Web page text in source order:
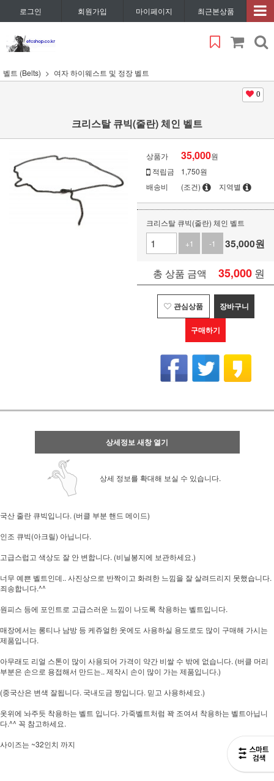
로그인 회원가입 마이페이지 최근본상품
벨트 (Belts) 여자 하이웨스트 및 정장 벨트
0
크리스탈 큐빅(줄란) 체인 벨트
상품가 35,000원
적립금
1,750원
배송비
(조건) 지역별
크리스탈 큐빅(줄란) 체인 벨트
+1
-1 35,000원
총 상품 금액 35,000 원
관심상품 장바구니
구매하기
상세정보 새창 열기
상세 정보를 확대해 보실 수 있습니다.
국산 줄란 큐빅입니다. (버클 부분 핸드 메이드)
인조 큐빅(아크릴) 아닙니다.
고급스럽고 색상도 잘 안 변합니다. (비닐봉지에 보관하세요.)
너무 예쁜 벨트인데.. 사진상으로 반짝이고 화려한 느낌을 잘 살려드리지 못했습니다.
죄송합니다.^^
원피스 등에 포인트로 고급스러운 느낌이 나도록 착용하는 벨트입니다.
매장에서는 롱티나 남방 등 케쥬얼한 옷에도 사용하실 용도로도 많이 구매해 가시는
제품입니다.
아무래도 리얼 스톤이 많이 사용되어 가격이 약간 비쌀 수 밖에 없습니다. (버클 머리
부분은 손으로 용접해서 만드는.. 제작시 손이 많이 가는 제품입니다.)
(중국산은 변색 잘됩니다. 국내도금 짱입니다. 믿고 사용하세요.)
옷위에 놔주듯 착용하는 벨트 입니다. 가죽벨트처럼 꽉 조여셔 착용하는 벨트아닙니
다.^^ 꼭 참고하세요.
사이즈는 ~32인치 까지